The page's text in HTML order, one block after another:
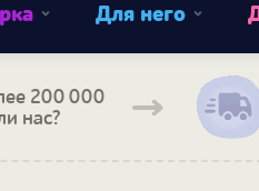
Для него
200 000
нас?